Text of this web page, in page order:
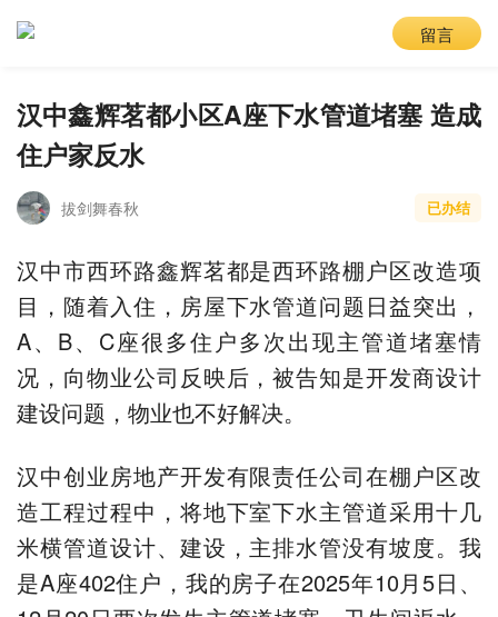
留言
汉中鑫辉茗都小区A座下水管道堵塞 造成
住户家反水
拔剑舞春秋 已办结
汉中市西环路鑫辉茗都是西环路棚户区改造项
目，随着入住，房屋下水管道问题日益突出，
A、B、C座很多住户多次出现主管道堵塞情
况，向物业公司反映后，被告知是开发商设计
建设问题，物业也不好解决。
汉中创业房地产开发有限责任公司在棚户区改
造工程过程中，将地下室下水主管道采用十几
米横管道设计、建设，主排水管没有坡度。我
是A座402住户，我的房子在2025年10月5日、